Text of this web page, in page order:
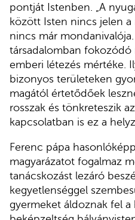
pontját Istenben. „A
között Isten nincs jelen
nincs már
társadalomban fokozódó
emberi létezés mértéke.
bizonyos területeken
magától értetődőek
rosszak és tönkreteszik
kapcsolatban is ez a
Ferenc pápa
magyarázatot fogalmaz
tanácskozást lezáró
kegyetlenséggel
gyermeket áldoznak fel a